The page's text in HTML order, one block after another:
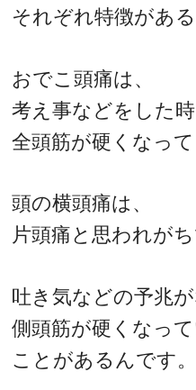
それぞれ特徴がある
おでこ頭痛は、
考え事などをした
全頭筋が硬くなっ
頭の横頭痛は、
片頭痛と思われが
吐き気などの予兆
側頭筋が硬くなっ
ことがあるんです。